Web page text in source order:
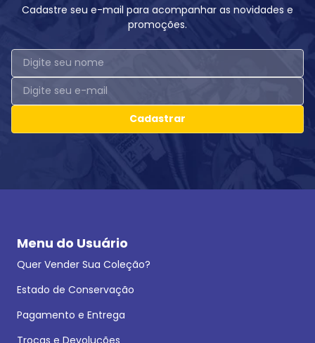
Cadastre seu e-mail para acompanhar as novidades e
promoções.
Cadastrar
Menu do Usuário
Quer Vender Sua Coleção?
Estado de Conservação
Pagamento e Entrega
Trocas e Devoluções